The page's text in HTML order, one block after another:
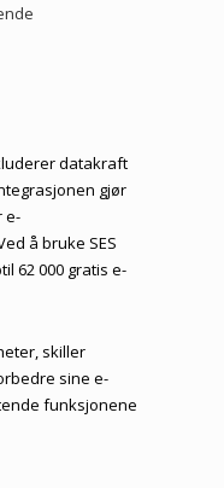
datakraft
gjør
e-
å bruke SES
62 000 gratis e-
skiller
sine e-
funksjonene